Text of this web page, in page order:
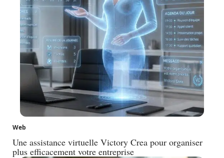
Web
Une assistance virtuelle Victory Crea pour organiser
plus efficacement votre entreprise